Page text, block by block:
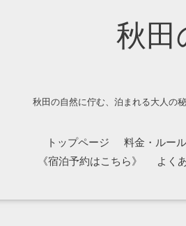
秋田
秋田の自然に佇む、泊まれる大人の
トップページ 料金・ルー
《宿泊予約はこちら》
よく